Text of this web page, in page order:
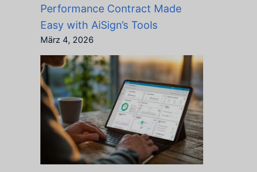
Performance Contract Made
Easy with AiSign’s Tools
März 4, 2026